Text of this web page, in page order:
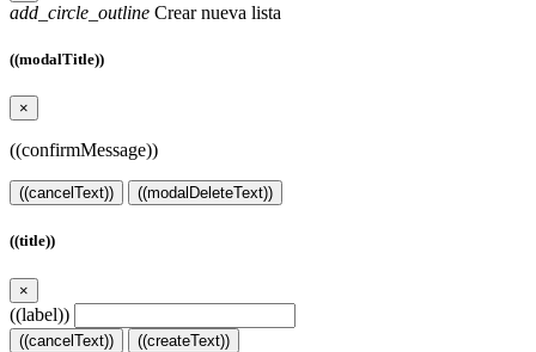
add_circle_outline Crear nueva lista
((modalTitle))
×
((confirmMessage))
((cancelText)) ((modalDeleteText))
((title))
×
((label))
((cancelText)) ((createText))